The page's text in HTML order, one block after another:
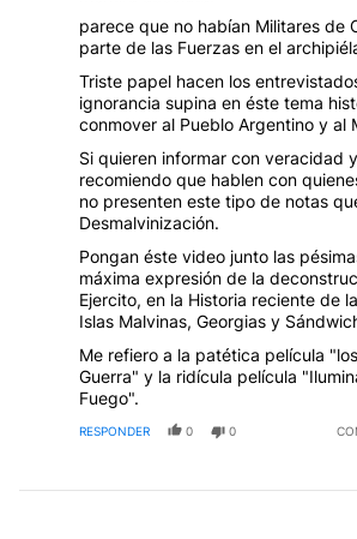
parece que no habían Militares de
parte de las Fuerzas en el
Triste papel hacen los
ignorancia supina en éste tema
conmover al Pueblo Argentino y al
Si quieren informar con veracidad
recomiendo que hablen con
no presenten este tipo de notas
Desmalvinización.
Pongan éste video junto las
máxima expresión de la
Ejercito, en la Historia reciente de
Islas Malvinas, Georgias y
Me refiero a la patética película
Guerra" y la ridícula película
Fuego".
RESPONDER 0 0